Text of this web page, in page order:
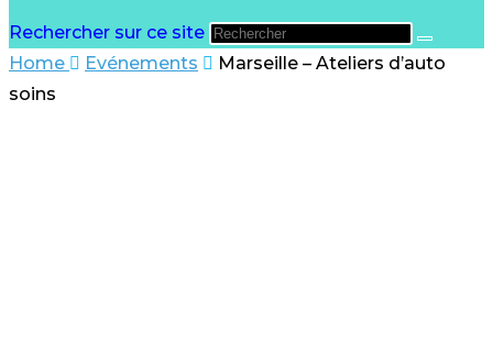
Rechercher sur ce site
Home
Evénements
Marseille – Ateliers d’auto
soins